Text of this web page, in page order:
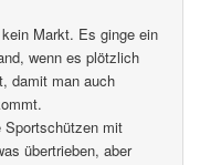
Markt. Es ginge ein
wenn es plötzlich
damit man auch
mit
übertrieben, aber